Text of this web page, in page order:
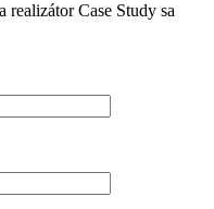
Case Study sa